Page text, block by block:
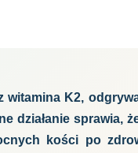
witamina K2,
działanie sprawia,
kości po